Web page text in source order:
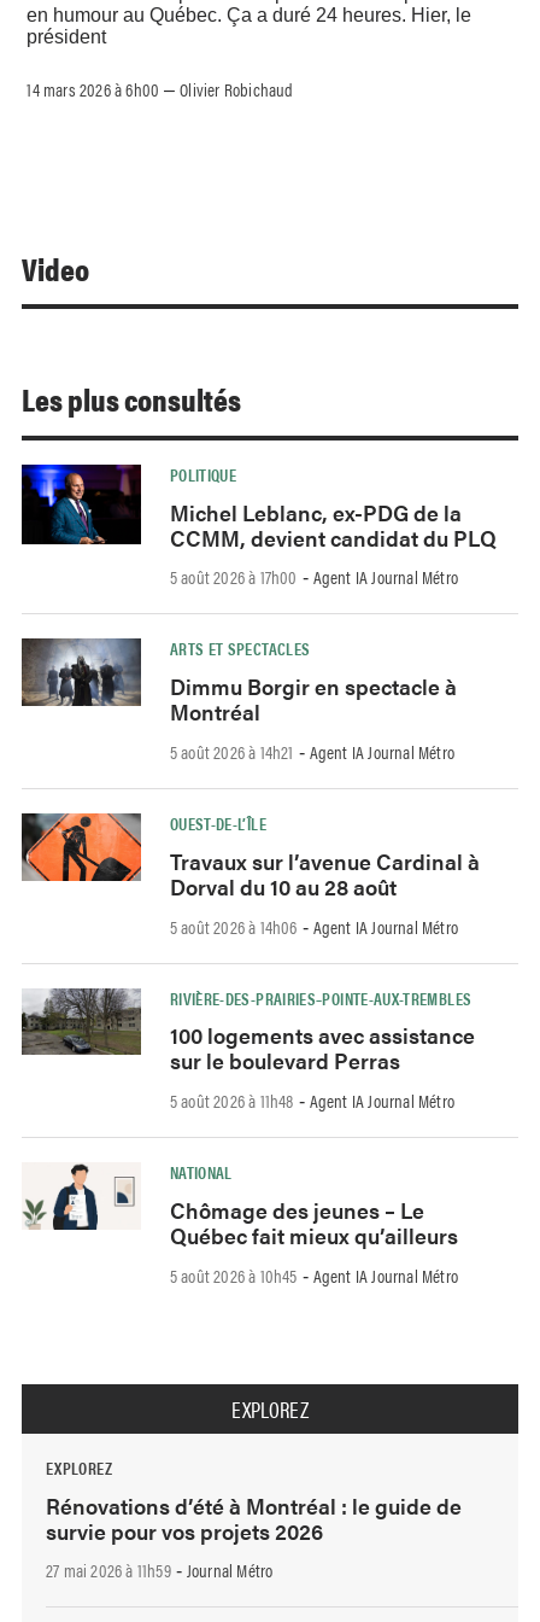
en humour au Québec. Ça a duré 24 heures. Hier, le
président
14 mars 2026 à 6h00 –Olivier Robichaud
Video
Les plus consultés
POLITIQUE
Michel Leblanc, ex-PDG de la
CCMM, devient candidat du PLQ
5 août 2026 à 17h00 - Agent IA Journal Métro
ARTS ET SPECTACLES
Dimmu Borgir en spectacle à
Montréal
5 août 2026 à 14h21 - Agent IA Journal Métro
OUEST-DE-L’ÎLE
Travaux sur l’avenue Cardinal à
Dorval du 10 au 28 août
5 août 2026 à 14h06 - Agent IA Journal Métro
RIVIÈRE-DES-PRAIRIES–POINTE-AUX-TREMBLES
100 logements avec assistance
sur le boulevard Perras
5 août 2026 à 11h48 - Agent IA Journal Métro
NATIONAL
Chômage des jeunes – Le
Québec fait mieux qu’ailleurs
5 août 2026 à 10h45 - Agent IA Journal Métro
EXPLOREZ
EXPLOREZ
Rénovations d’été à Montréal : le guide de
survie pour vos projets 2026
27 mai 2026 à 11h59- Journal Métro